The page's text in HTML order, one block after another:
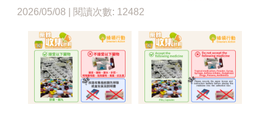
2026/05/08 | 閱讀次數: 12482